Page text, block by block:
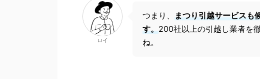
ロイ
つまり、 まつり引越サービスも
す。200社以上の引越し業者を
ね。